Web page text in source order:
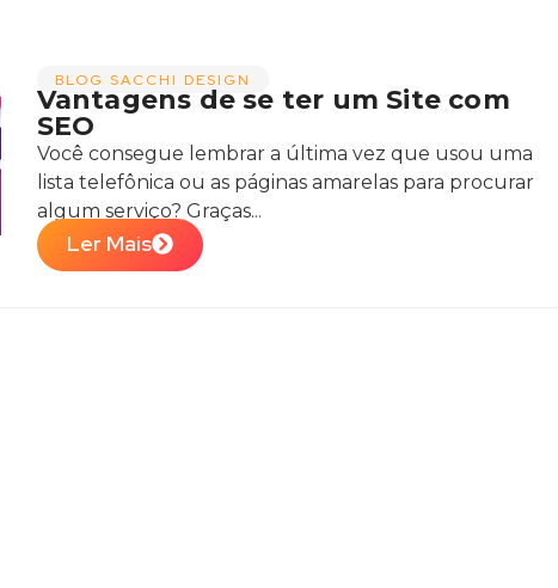
BLOG SACCHI DESIGN
Vantagens de se ter um Site com
SEO
Você consegue lembrar a última vez que usou uma
lista telefônica ou as páginas amarelas para procurar
algum serviço? Graças...
Ler Mais